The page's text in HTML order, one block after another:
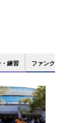
練習 ファンクラブ